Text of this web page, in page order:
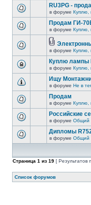
RU3PG -
в форуме Куплю,
Продам ГИ-
в форуме Куплю,
в форуме Куплю,
Куплю лампы
в форуме Куплю,
Ищу
в форуме Не в
Продам
в форуме Куплю,
Российские
в форуме Общий
Дипломы
в форуме Общий
Страница 1 из 19 [ Результатов
Список форумов